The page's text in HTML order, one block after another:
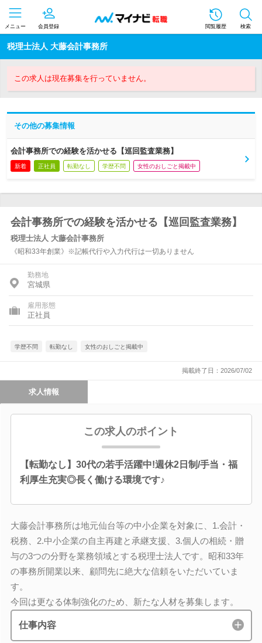
メニュー 会員登録 閲覧履歴 検索
税理士法人 大藤会計事務所
この求人は現在募集を行っていません。
その他の募集情報
会計事務所での経験を活かせる【巡回監査業務】
新着 正社員 転勤なし 学歴不問 女性のおしごと掲載中
会計事務所での経験を活かせる【巡回監査業務】
税理士法人 大藤会計事務所
《昭和33年創業》※記帳代行や入力代行は一切ありません
勤務地
宮城県
雇用形態
正社員
学歴不問 転勤なし 女性のおしごと掲載中
掲載終了日：2026/07/02
求人情報
この求人のポイント
【転勤なし】30代の若手活躍中!週休2日制/手当・福
利厚生充実◎長く働ける環境です♪
大藤会計事務所は地元仙台等の中小企業を対象に、1.会計・
税務、2.中小企業の自主再建と承継支援、3.個人の相続・贈
与の3つの分野を業務領域とする税理士法人です。昭和33年
の事務所開業以来、顧問先に絶大な信頼をいただいていま
す。
今回は更なる体制強化のため、新たな人材を募集します。
仕事内容